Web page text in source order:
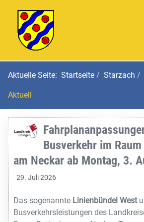
Aktuelle Seite: Startseite Starzach
Aktuell
Busverkehr im
am Neckar ab Montag, 3.
29. Juli 2026
Das sogenannte Linienbündel West
Busverkehrsleistungen des